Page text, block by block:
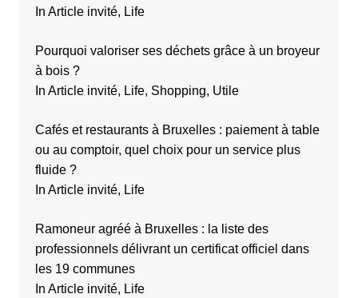
In Article invité, Life
Pourquoi valoriser ses déchets grâce à un broyeur
à bois ?
In Article invité, Life, Shopping, Utile
Cafés et restaurants à Bruxelles : paiement à table
ou au comptoir, quel choix pour un service plus
fluide ?
In Article invité, Life
Ramoneur agréé à Bruxelles : la liste des
professionnels délivrant un certificat officiel dans
les 19 communes
In Article invité, Life